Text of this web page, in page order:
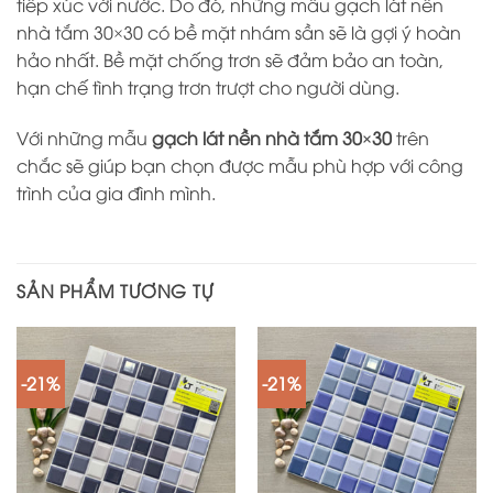
nhà tắm 30×30 có bề mặt nhám sần sẽ là gợi ý hoàn
hảo nhất. Bề mặt chống trơn sẽ đảm bảo an toàn,
hạn chế tình trạng trơn trượt cho người dùng.
Với những mẫu gạch lát nền nhà tắm 30×30trên
chắc sẽ giúp bạn chọn được mẫu phù hợp với công
trình của gia đình mình.
SẢN PHẨM TƯƠNG TỰ
-21% -21%